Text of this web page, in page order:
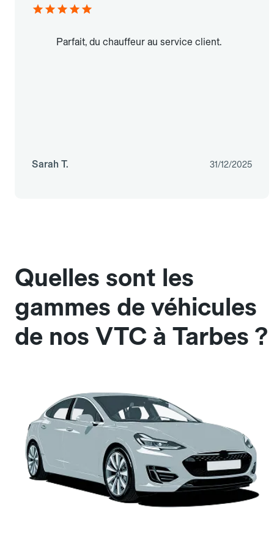
Parfait, du chauffeur au service client.
Sarah T. 31/12/2025
Quelles sont les
gammes de véhicules
de nos VTC à Tarbes ?